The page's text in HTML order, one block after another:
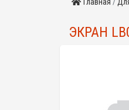
Главная
ЭКРАН